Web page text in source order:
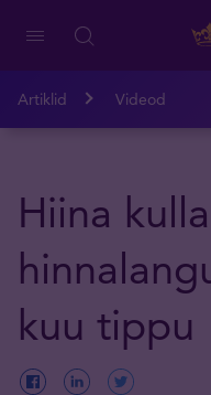
Artiklid Videod
Hiina
kuu tippu